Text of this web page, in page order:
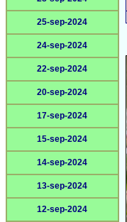
25-sep-2024
24-sep-2024
22-sep-2024
20-sep-2024
17-sep-2024
15-sep-2024
14-sep-2024
13-sep-2024
12-sep-2024